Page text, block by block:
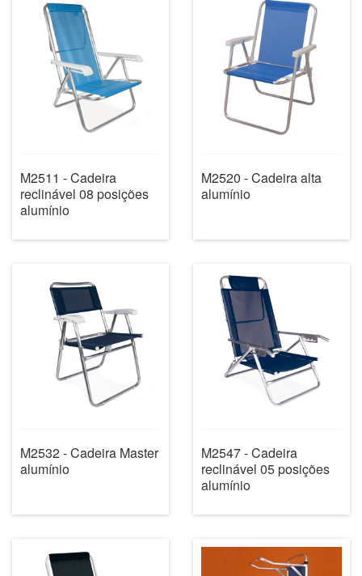
M2511 - Cadeira
reclinável 08 posições
alumínio
M2520 - Cadeira alta
alumínio
M2532 - Cadeira Master
alumínio
M2547 - Cadeira
reclinável 05 posições
alumínio